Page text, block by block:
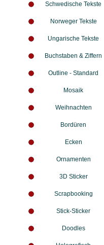
Schwedische Tekste
Norweger Tekste
Ungarische Tekste
Buchstaben & Ziffern
Outline - Standard
Mosaik
Weihnachten
Bordüren
Ecken
Ornamenten
3D Sticker
Scrapbooking
Stick-Sticker
Doodles